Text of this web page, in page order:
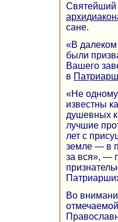
Святейший
сане.
«В далеком
были
Вашего
в
«Не
известны
душевных
лучшие
лет с
земле — в
за вся», —
Во